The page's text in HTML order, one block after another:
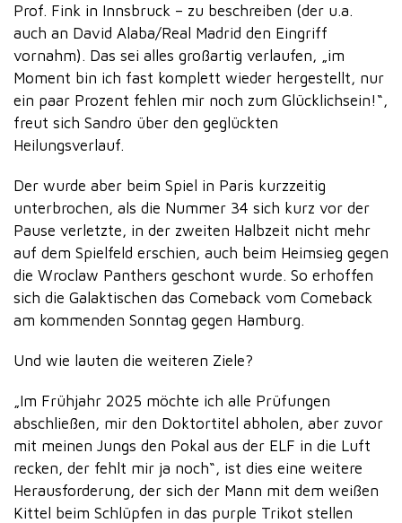
Prof. Fink in Innsbruck – zu beschreiben (der u.a.
auch an David Alaba/Real Madrid den Eingriff
vornahm). Das sei alles großartig verlaufen, „im
Moment bin ich fast komplett wieder hergestellt, nur
ein paar Prozent fehlen mir noch zum Glücklichsein!“,
freut sich Sandro über den geglückten
Heilungsverlauf.
Der wurde aber beim Spiel in Paris kurzzeitig
unterbrochen, als die Nummer 34 sich kurz vor der
Pause verletzte, in der zweiten Halbzeit nicht mehr
auf dem Spielfeld erschien, auch beim Heimsieg gegen
die Wroclaw Panthers geschont wurde. So erhoffen
sich die Galaktischen das Comeback vom Comeback
am kommenden Sonntag gegen Hamburg.
Und wie lauten die weiteren Ziele?
„Im Frühjahr 2025 möchte ich alle Prüfungen
abschließen, mir den Doktortitel abholen, aber zuvor
mit meinen Jungs den Pokal aus der ELF in die Luft
recken, der fehlt mir ja noch“, ist dies eine weitere
Herausforderung, der sich der Mann mit dem weißen
Kittel beim Schlüpfen in das purple Trikot stellen